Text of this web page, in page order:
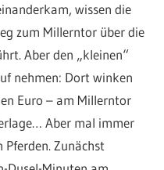
wissen die
zum Millerntor über die
Aber den „kleinen“
nehmen: Dort winken
Euro – am Millerntor
Aber mal immer
Zunächst